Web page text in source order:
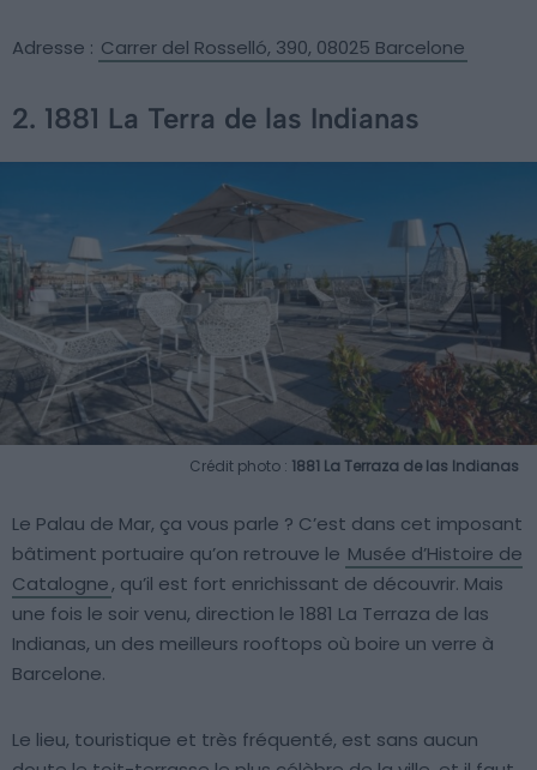
Adresse : Carrer del Rosselló, 390, 08025 Barcelone
2. 1881 La Terra de las Indianas
Crédit photo : 1881 La Terraza de las Indianas
Le Palau de Mar, ça vous parle ? C’est dans cet imposant
bâtiment portuaire qu’on retrouve le Musée d’Histoire de
Catalogne, qu’il est fort enrichissant de découvrir. Mais
une fois le soir venu, direction le 1881 La Terraza de las
Indianas, un des meilleurs rooftops où boire un verre à
Barcelone.
Le lieu, touristique et très fréquenté, est sans aucun